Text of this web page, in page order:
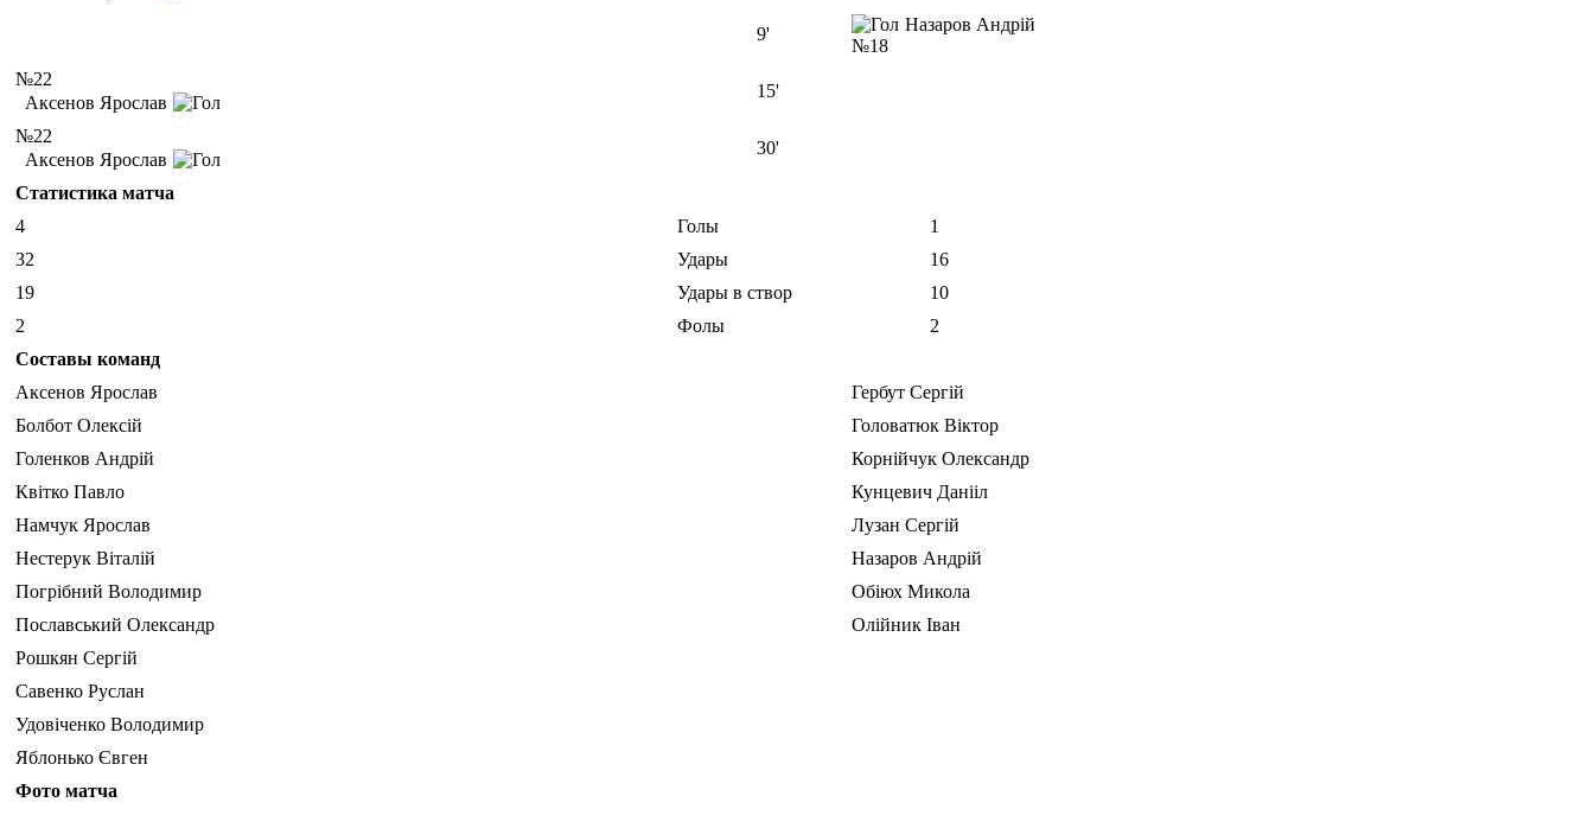
9'
Назаров Андрій
№18
№22
Аксенов Ярослав
15'
№22
Аксенов Ярослав
30'
Статистика матча
4
Голы
1
32
Удары
16
19
Удары в створ
10
2
Фолы
2
Составы команд
Аксенов Ярослав
Гербут Сергій
Болбот Олексій
Головатюк Віктор
Голенков Андрій
Корнійчук Олександр
Квітко Павло
Кунцевич Данііл
Намчук Ярослав
Лузан Сергій
Нестерук Віталій
Назаров Андрій
Погрібний Володимир
Обіюх Микола
Пославський Олександр
Олійник Іван
Рошкян Сергій
Савенко Руслан
Удовіченко Володимир
Яблонько Євген
Фото матча